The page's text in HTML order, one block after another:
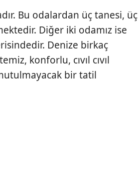
Bu odalardan üç tanesi, üç
Diğer iki odamız ise
Denize birkaç
konforlu, cıvıl cıvıl
bir tatil